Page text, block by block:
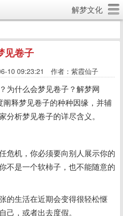
解梦文化
见卷子
10 09:23:21 作者：紫霞仙子
为什么会梦见卷子？解梦网
释梦见卷子的种种因缘，并辅
分析梦见卷子的详尽含义。
危机，你必须要向别人展示你的
不是一个软柿子，也不能随意的
的生活在近期会变得很轻松惬
己，或者出去度假。